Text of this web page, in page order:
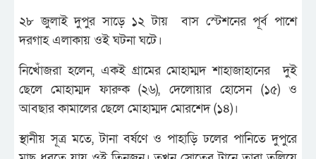
২৮ জুলাই দুপুর সাড়ে ১২ টায় বাস স্টেশনের পূর্ব পাশে
দরগাহ এলাকায় ওই ঘটনা ঘটে।
নিখোঁজরা হলেন, একই গ্রামের মোহাম্মদ শাহাজাহানের দুই
ছেলে মোহাম্মদ ফারুক (২৬), দেলোয়ার হোসেন (১৫) ও
আবছার কামালের ছেলে মোহাম্মদ মোরশেদ (১৪)।
স্থানীয় সূত্র মতে, টানা বর্ষণে ও পাহাড়ি ঢলের পানিতে দুপুরে